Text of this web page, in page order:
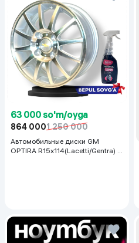
63 000 so'm/oyga
864 0001 250 000
Автомобильные диски GM
OPTIRA R15x114(Lacetti/Gentra) 1